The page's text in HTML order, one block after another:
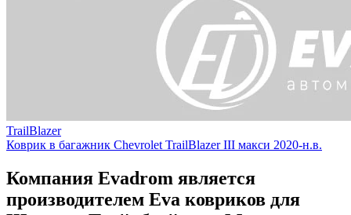
TrailBlazer
Коврик в багажник Chevrolet TrailBlazer III макси 2020-н.в.
Компания Evadrom является
производителем Eva ковриков для